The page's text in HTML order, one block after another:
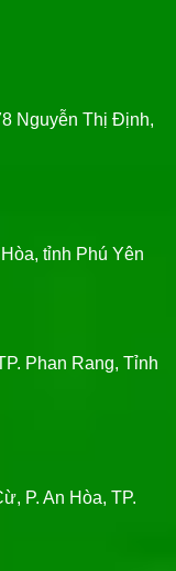
Nguyễn Thị Định,
tỉnh Phú Yên
Phan Rang, Tỉnh
P. An Hòa, TP.